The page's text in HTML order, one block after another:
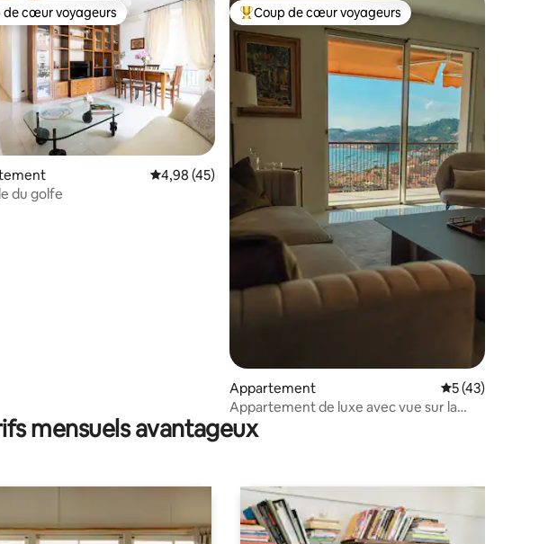
la base de 87 commentaires : 4,94 sur 5
de cœur voyageurs
de cœur voyageurs
Évaluation moyenne sur la base de 45 commentaires : 4,98 sur 5
4,98 (45)
du golfe
Coups de cœur voyageurs les plus appréciés
Coup de cœur voyageurs
Appartement Évaluation
5 (43)
Appartement de luxe avec vue sur la
mer
mensuels avantageux